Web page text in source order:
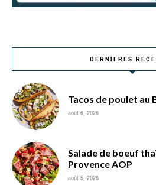
DERNIÈRES
Tacos de poulet au
août 6, 2026
Salade de boeuf
Provence AOP
août 5, 2026